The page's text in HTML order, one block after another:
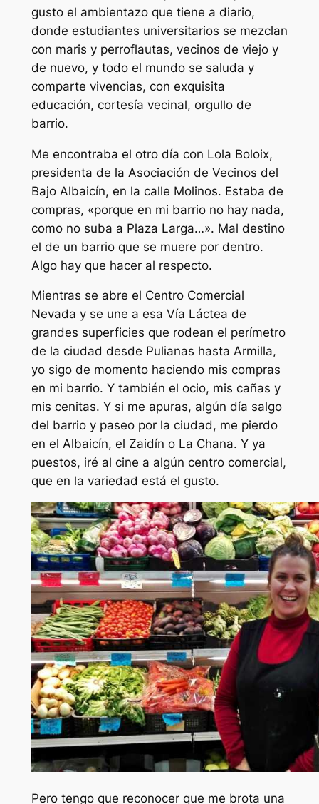
gusto el ambientazo que tiene a diario,
donde estudiantes universitarios se mezclan
con maris y perroflautas, vecinos de viejo y
de nuevo, y todo el mundo se saluda y
comparte vivencias, con exquisita
educación, cortesía vecinal, orgullo de
barrio.
Me encontraba el otro día con Lola Boloix,
presidenta de la Asociación de Vecinos del
Bajo Albaicín, en la calle Molinos. Estaba de
compras, «porque en mi barrio no hay nada,
como no suba a Plaza Larga…». Mal destino
el de un barrio que se muere por dentro.
Algo hay que hacer al respecto.
Mientras se abre el Centro Comercial
Nevada y se une a esa Vía Láctea de
grandes superficies que rodean el perímetro
de la ciudad desde Pulianas hasta Armilla,
yo sigo de momento haciendo mis compras
en mi barrio. Y también el ocio, mis cañas y
mis cenitas. Y si me apuras, algún día salgo
del barrio y paseo por la ciudad, me pierdo
en el Albaicín, el Zaidín o La Chana. Y ya
puestos, iré al cine a algún centro comercial,
que en la variedad está el gusto.
Pero tengo que reconocer que me brota una